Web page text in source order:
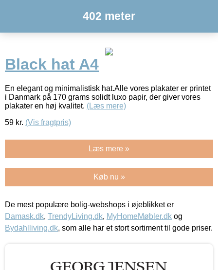
402 meter
Black hat A4
En elegant og minimalistisk hat.Alle vores plakater er printet
i Danmark på 170 grams solidt luxo papir, der giver vores
plakater en høj kvalitet. (Læs mere)
59 kr. (Vis fragtpris)
Læs mere »
Køb nu »
De mest populære bolig-webshops i øjeblikket er
Damask.dk, TrendyLiving.dk, MyHomeMøbler.dk og
Bydahlliving.dk, som alle har et stort sortiment til gode priser.